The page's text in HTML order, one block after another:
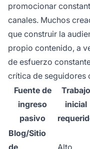
promocionar
canales. Muchos
que construir la
propio contenido, a
de esfuerzo
crítica de seguidores
Fuente de
ingreso
pasivo
Trabajo
inicial
Blog/Sitio
de
Alto